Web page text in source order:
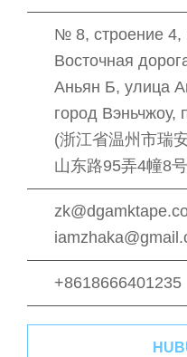
№ 8, строение 4,
Восточная
Аньян Б, улица
город Вэньчжоу,
(浙江省温州市瑞
山东路95弄4幢8
+8618666401235